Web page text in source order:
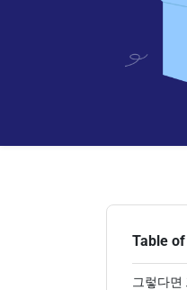
Table
그렇다면